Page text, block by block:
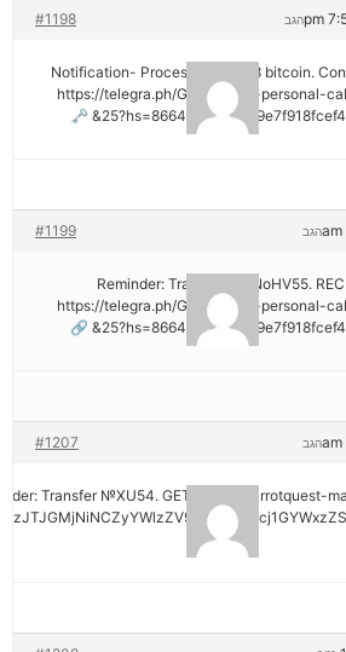
#1198 הגב
🗝 Notification- Process 1.823548 bitcoin.
https://telegra.ph/Go-to-your-personal-
#1199 הגב
🔗 Reminder: Transaction NoHV55.
https://telegra.ph/Go-to-your-personal-
#1207 הגב
Transfer №XU54. GET >> out.carrotquest-